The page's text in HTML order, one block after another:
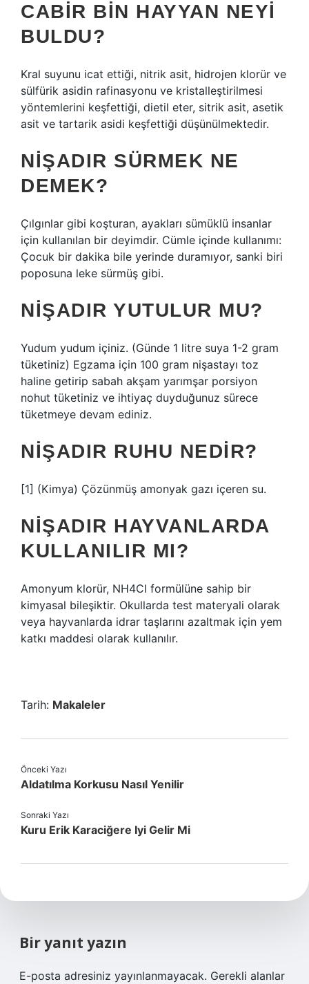
CABIR BIN HAYYAN NEYI
BULDU?
Kral suyunu icat ettiği, nitrik asit, hidrojen klorür ve
sülfürik asidin rafinasyonu ve kristalleştirilmesi
yöntemlerini keşfettiği, dietil eter, sitrik asit, asetik
asit ve tartarik asidi keşfettiği düşünülmektedir.
NIŞADIR SÜRMEK NE
DEMEK?
Çılgınlar gibi koşturan, ayakları sümüklü insanlar
için kullanılan bir deyimdir. Cümle içinde kullanımı:
Çocuk bir dakika bile yerinde duramıyor, sanki biri
poposuna leke sürmüş gibi.
NIŞADIR YUTULUR MU?
Yudum yudum içiniz. (Günde 1 litre suya 1-2 gram
tüketiniz) Egzama için 100 gram nişastayı toz
haline getirip sabah akşam yarımşar porsiyon
nohut tüketiniz ve ihtiyaç duyduğunuz sürece
tüketmeye devam ediniz.
NIŞADIR RUHU NEDIR?
[1] (Kimya) Çözünmüş amonyak gazı içeren su.
NIŞADIR HAYVANLARDA
KULLANILIR MI?
Amonyum klorür, NH4Cl formülüne sahip bir
kimyasal bileşiktir. Okullarda test materyali olarak
veya hayvanlarda idrar taşlarını azaltmak için yem
katkı maddesi olarak kullanılır.
Tarih: Makaleler
Önceki Yazı
Aldatılma Korkusu Nasıl Yenilir
Sonraki Yazı
Kuru Erik Karaciğere Iyi Gelir Mi
Bir yanıt yazın
E-posta adresiniz yayınlanmayacak. Gerekli alanlar